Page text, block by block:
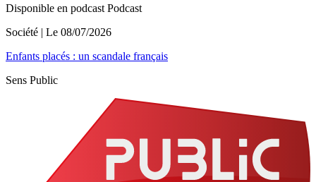
Disponible en podcast Podcast
Société | Le 08/07/2026
Enfants placés : un scandale français
Sens Public